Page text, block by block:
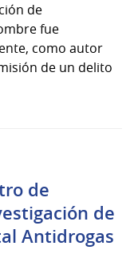
de
fue
como autor
de un delito
de
de
Antidrogas